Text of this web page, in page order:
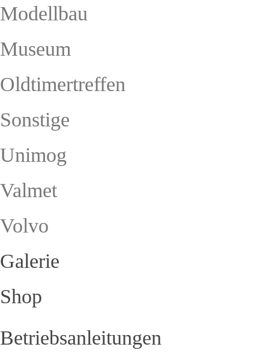
Modellbau
Museum
Oldtimertreffen
Sonstige
Unimog
Valmet
Volvo
Galerie
Shop
Betriebsanleitungen